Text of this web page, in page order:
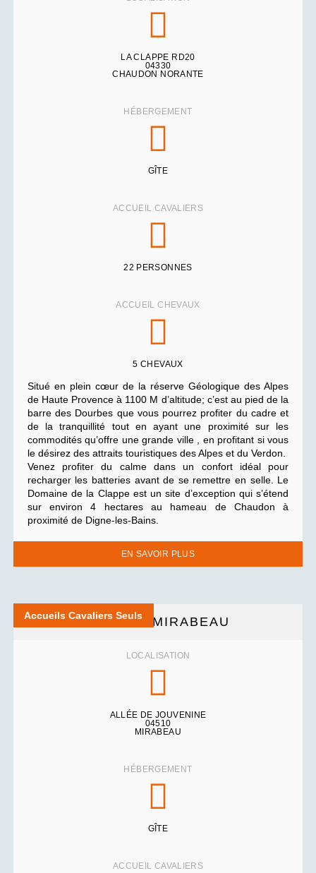
LA CLAPPE RD20
04330
CHAUDON NORANTE
HÉBERGEMENT
GÎTE
ACCUEIL CAVALIERS
22 PERSONNES
ACCUEIL CHEVAUX
5 CHEVAUX
Situé en plein cœur de la réserve Géologique des Alpes
de Haute Provence à 1100 M d’altitude; c’est au pied de la
barre des Dourbes que vous pourrez profiter du cadre et
de la tranquillité tout en ayant une proximité sur les
commodités qu’offre une grande ville , en profitant si vous
le désirez des attraits touristiques des Alpes et du Verdon.
Venez profiter du calme dans un confort idéal pour
recharger les batteries avant de se remettre en selle. Le
Domaine de la Clappe est un site d’exception qui s’étend
sur environ 4 hectares au hameau de Chaudon à
proximité de Digne-les-Bains.
EN SAVOIR PLUS
Accueils Cavaliers SeulsGÎTE DE MIRABEAU
LOCALISATION
ALLÉE DE JOUVENINE
04510
MIRABEAU
HÉBERGEMENT
GÎTE
ACCUEIL CAVALIERS